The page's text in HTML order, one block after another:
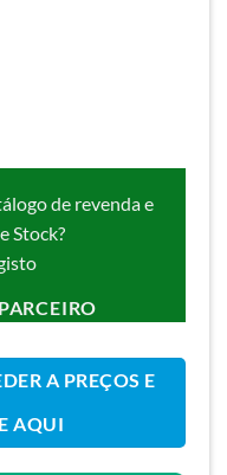
de revenda e
Stock?
A PREÇOS E
AQUI